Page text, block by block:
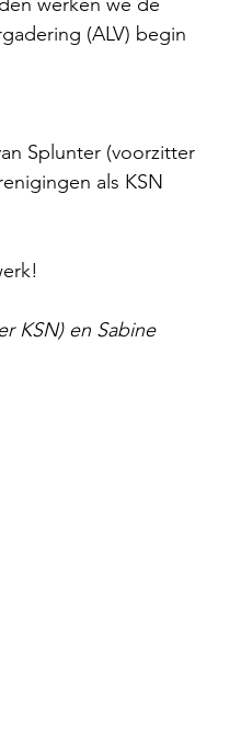
werken we de
(ALV) begin
Splunter (voorzitter
als KSN
KSN) en Sabine